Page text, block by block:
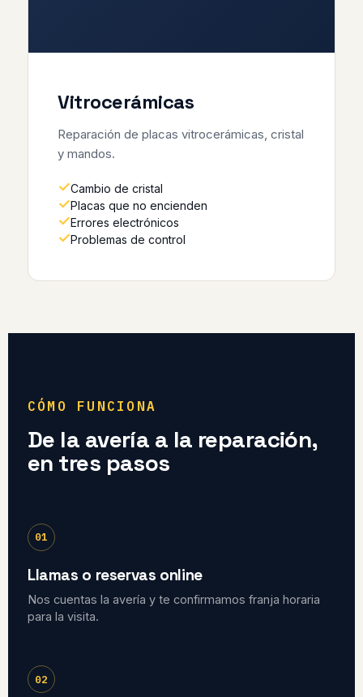
Vitrocerámicas
Reparación de placas vitrocerámicas, cristal
y mandos.
Cambio de cristal
Placas que no encienden
Errores electrónicos
Problemas de control
CÓMO FUNCIONA
De la avería a la reparación,
en tres pasos
01
Llamas o reservas online
Nos cuentas la avería y te confirmamos franja horaria
para la visita.
02